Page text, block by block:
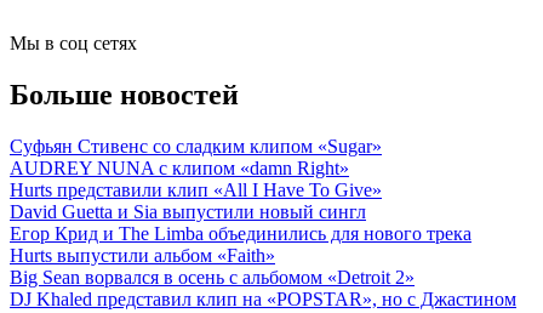
Мы в соц сетях
Больше новостей
Суфьян Стивенс со сладким клипом «Sugar»
AUDREY NUNA с клипом «damn Right»
Hurts представили клип «All I Have To Give»
David Guetta и Sia выпустили новый сингл
Егор Крид и The Limba объединились для нового трека
Hurts выпустили альбом «Faith»
Big Sean ворвался в осень с альбомом «Detroit 2»
DJ Khaled представил клип на «POPSTAR», но с Джастином